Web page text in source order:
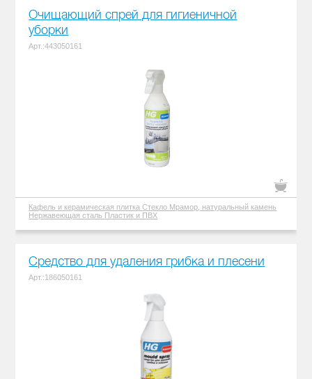
Очищающий спрей для гигиеничной
уборки
Арт.:443050161
Кафель и керамическая плиткаСтекло Мрамор, натуральный камень
Нержавеющая сталь Пластик и ПВХ
Средство для удаления грибка и плесени
Арт.:186050161